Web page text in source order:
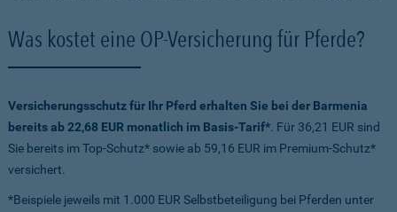
Was kostet eine OP-Versicherung für Pferde?
Versicherungsschutz für Ihr Pferd erhalten Sie bei der Barmenia
bereits ab 22,68 EUR monatlich im Basis-Tarif*. Für 36,21 EUR sind
Sie bereits im Top-Schutz* sowie ab 59,16 EUR im Premium-Schutz*
versichert.
*Beispiele jeweils mit 1.000 EUR Selbstbeteiligung bei Pferden unter